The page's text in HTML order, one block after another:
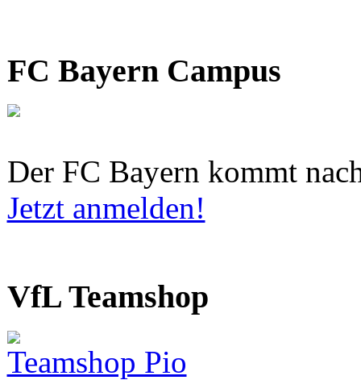
FC Bayern Campus
Der FC Bayern kommt
Jetzt anmelden!
VfL Teamshop
Teamshop Pio